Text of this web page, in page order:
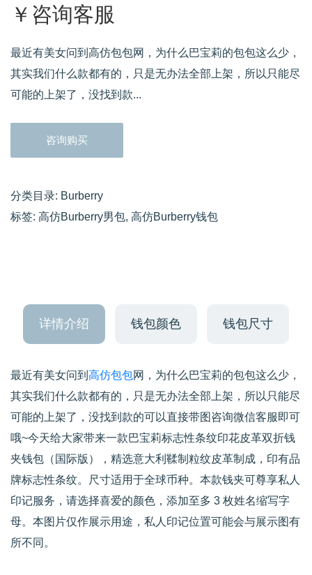
￥咨询客服
最近有美女问到高仿包包网，为什么巴宝莉的包包这么少，
其实我们什么款都有的，只是无办法全部上架，所以只能尽
可能的上架了，没找到款...
咨询购买
分类目录: Burberry
标签: 高仿Burberry男包, 高仿Burberry钱包
详情介绍 钱包颜色 钱包尺寸
最近有美女问到 高仿包包网，为什么巴宝莉的包包这么少，
其实我们什么款都有的，只是无办法全部上架，所以只能尽
可能的上架了，没找到款的可以直接带图咨询微信客服即可
哦~今天给大家带来一款巴宝莉标志性条纹印花皮革双折钱
夹钱包（国际版），精选意大利鞣制粒纹皮革制成，印有品
牌标志性条纹。尺寸适用于全球币种。本款钱夹可尊享私人
印记服务，请选择喜爱的颜色，添加至多 3 枚姓名缩写字
母。本图片仅作展示用途，私人印记位置可能会与展示图有
所不同。